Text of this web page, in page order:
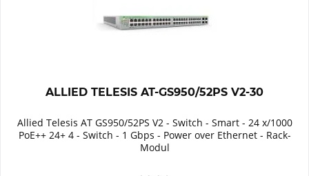
ALLIED TELESIS AT-GS950/52PS V2-30
Allied Telesis AT GS950/52PS V2 - Switch - Smart - 24 x/1000
PoE++ 24+ 4 - Switch - 1 Gbps - Power over Ethernet - Rack-
Modul